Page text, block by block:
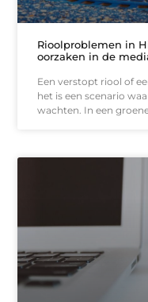
Rioolproblemen in
oorzaken in de
Een verstopt riool of
het is een scenario
wachten. In een